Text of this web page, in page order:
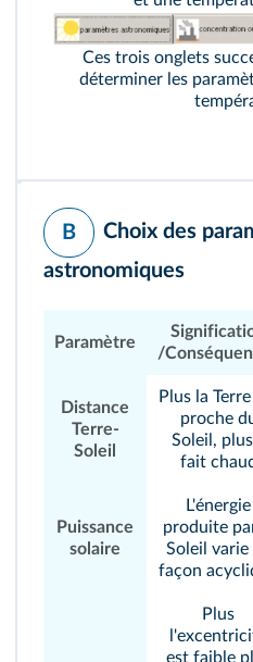
Ces trois onglets
déterminer les
B
Choix des
astronomiques
Paramètre
/
Distance
Terre-
Soleil
Plus la
proche
Soleil, plus
fait
Puissance
solaire
L'énergie
produite
Soleil varie
façon
Plus
est faible